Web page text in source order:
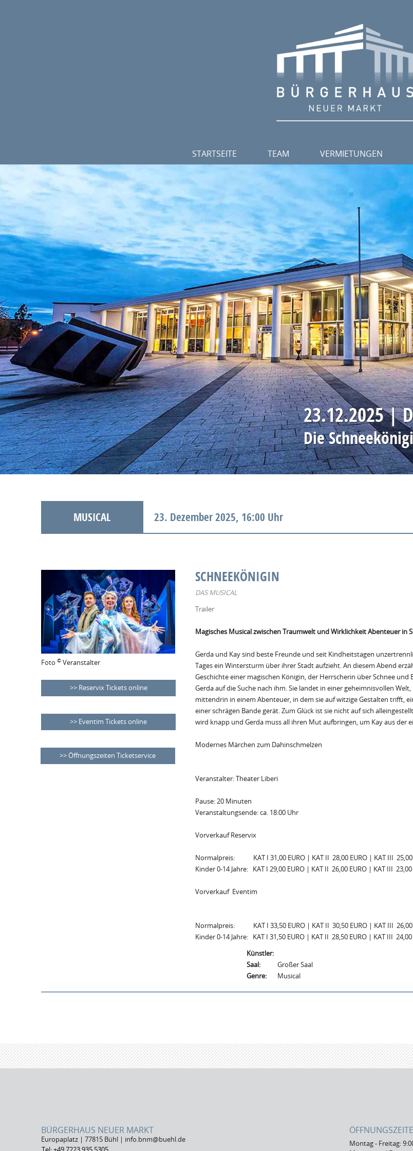
STARTSEITE TEAM
VERANSTALTUNGSMANAGEMENT
VERANSTALTUNGSTECHNIK
HOUSEKEEPING
STELLENANGEBOTE:
-MINIJOBS
-AUSBILDUNG
-FSJ
VERMIETUNGEN
SAALPLÄNE TICKETVERKAUF
BESTUHLUNGSVARIANTEN
RAUMKAPAZITÄTEN
GASTRONOMIE
DOWNLOAD FORMULARE
23.12.2025 |
Die
MUSICAL 23. Dezember 2025, 16:00 Uhr
Foto © Veranstalter
Reservix Tickets online
Eventim Tickets online
Öffnungszeiten Ticketservice
SCHNEEKÖNIGIN
DAS MUSICAL
Trailer
Magisches Musical zwischen Traumwelt und Wirklichkeit Abenteuer in
Gerda und Kay sind beste Freunde und seit Kindheitstagen
Tages ein Wintersturm über ihrer Stadt aufzieht. An diesem Abend
Geschichte einer magischen Königin, der Herrscherin über Schnee
Gerda auf die Suche nach ihm. Sie landet in einer geheimnisvollen
mittendrin in einem Abenteuer, in dem sie auf witzige Gestalten trifft,
einer schrägen Bande gerät. Zum Glück ist sie nicht auf sich
wird knapp und Gerda muss all ihren Mut aufbringen, um Kay aus der
Modernes Märchen zum Dahinschmelzen
Veranstalter: Theater Liberi
Pause: 20 Minuten
Veranstaltungsende: ca. 18:00 Uhr
Vorverkauf Reservix
Normalpreis: KAT I 31,00 EURO | KAT II 28,00 EURO | KAT III 25,00
Kinder 0-14 Jahre: KAT I 29,00 EURO | KAT II 26,00 EURO | KAT III 23,00
Vorverkauf Eventim
Normalpreis: KAT I 33,50 EURO | KAT II 30,50 EURO | KAT III 26,00
Kinder 0-14 Jahre: KAT I 31,50 EURO | KAT II 28,50 EURO | KAT III 24,00
Künstler:
Saal:Großer Saal
Genre:Musical
BÜRGERHAUS NEUER MARKT
Europaplatz | 77815 Bühl | info.bnm@buehl.de
Montag - Freitag: